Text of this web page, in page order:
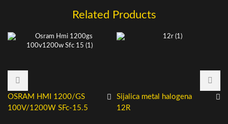
Related Products
OSRAM HMI 1200/GS
100V/1200W SFc-15.5
Sijalica metal halogena
12R